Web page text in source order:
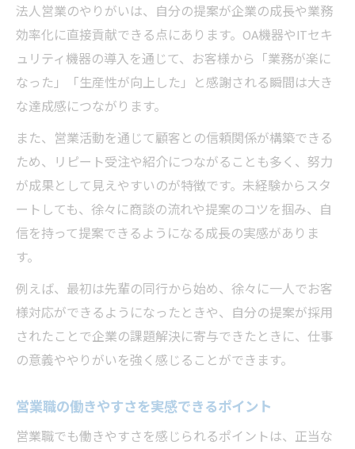
法人営業のやりがいは、自分の提案が企業の成長や業務
効率化に直接貢献できる点にあります。OA機器やITセキ
ュリティ機器の導入を通じて、お客様から「業務が楽に
なった」「生産性が向上した」と感謝される瞬間は大き
な達成感につながります。
また、営業活動を通じて顧客との信頼関係が構築できる
ため、リピート受注や紹介につながることも多く、努力
が成果として見えやすいのが特徴です。未経験からスタ
ートしても、徐々に商談の流れや提案のコツを掴み、自
信を持って提案できるようになる成長の実感がありま
す。
例えば、最初は先輩の同行から始め、徐々に一人でお客
様対応ができるようになったときや、自分の提案が採用
されたことで企業の課題解決に寄与できたときに、仕事
の意義ややりがいを強く感じることができます。
営業職の働きやすさを実感できるポイント
営業職でも働きやすさを感じられるポイントは、正当な